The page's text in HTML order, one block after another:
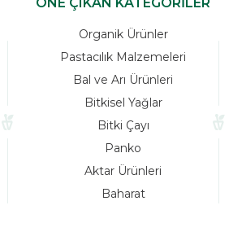
Organik Ürünler
Pastacılık Malzemeleri
Bal ve Arı Ürünleri
Bitkisel Yağlar
Bitki Çayı
Panko
Aktar Ürünleri
Baharat